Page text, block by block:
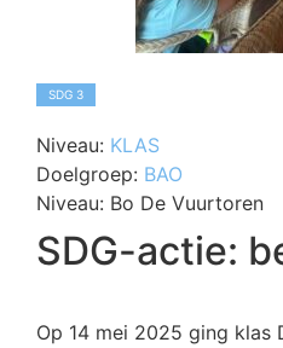
SDG 3
Niveau: KLAS
Doelgroep: BAO
Niveau: Bo De Vuurtoren
SDG-actie:
Op 14 mei 2025 ging klas